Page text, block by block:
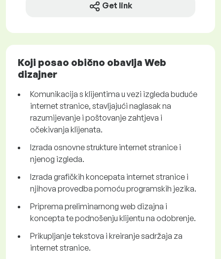
Get link
Koji posao obično obavlja Web
dizajner
Komunikacija s klijentima u vezi izgleda buduće
internet stranice, stavljajući naglasak na
razumijevanje i poštovanje zahtjeva i
očekivanja klijenata.
Izrada osnovne strukture internet stranice i
njenog izgleda.
Izrada grafičkih koncepata internet stranice i
njihova provedba pomoću programskih jezika.
Priprema preliminarnong web dizajna i
koncepta te podnošenju klijentu na odobrenje.
Prikupljanje tekstova i kreiranje sadržaja za
internet stranice.